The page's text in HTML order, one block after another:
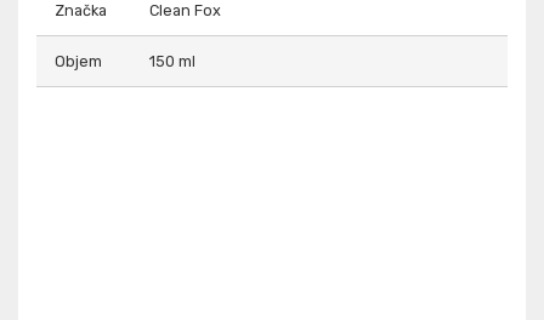
Značka Clean Fox
Objem 150 ml